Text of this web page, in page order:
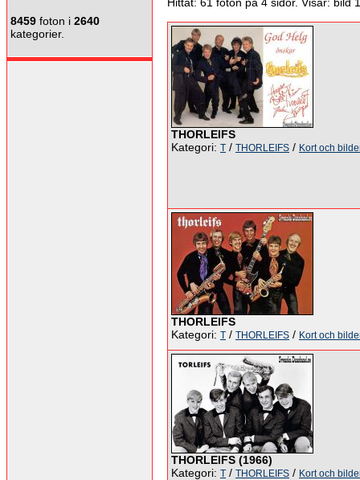
8459 foton i 2640
kategorier.
THORLEIFS
Kategori: T / THORLEIFS / Kort och
THORLEIFS
Kategori: T / THORLEIFS / Kort och
THORLEIFS (1966)
Kategori: T / THORLEIFS / Kort och